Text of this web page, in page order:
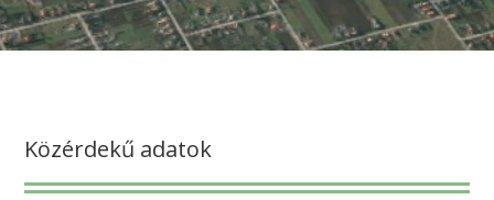
Közérdekű adatok